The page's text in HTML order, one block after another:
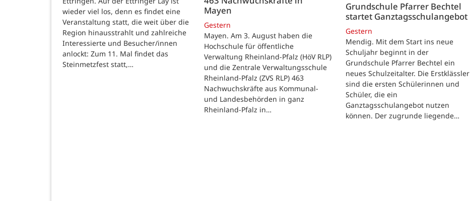
wieder viel los, denn es findet eine
Veranstaltung statt, die weit über die
Region hinausstrahlt und zahlreiche
Interessierte und Besucher/innen
anlockt: Zum 11. Mal findet das
Steinmetzfest statt,…
Mayen
Gestern
Mayen. Am 3. August haben die
Hochschule für öffentliche
Verwaltung Rheinland-Pfalz (HöV RLP)
und die Zentrale Verwaltungsschule
Rheinland-Pfalz (ZVS RLP) 463
Nachwuchskräfte aus Kommunal-
und Landesbehörden in ganz
Rheinland-Pfalz in…
Grundschule Pfarrer Bechtel
startet Ganztagsschulangebot
Gestern
Mendig. Mit dem Start ins neue
Schuljahr beginnt in der
Grundschule Pfarrer Bechtel ein
neues Schulzeitalter. Die Erstklässler
sind die ersten Schülerinnen und
Schüler, die ein
Ganztagsschulangebot nutzen
können. Der zugrunde liegende…